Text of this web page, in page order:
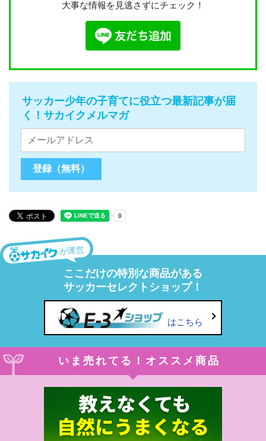
大事な情報を見逃さずにチェック！
サッカー少年の子育てに役立つ最新記事が届
く！サカイクメルマガ
が運営
ここだけの特別な商品がある
サッカーセレクトショップ！
はこちら
いま売れてる！オススメ商品